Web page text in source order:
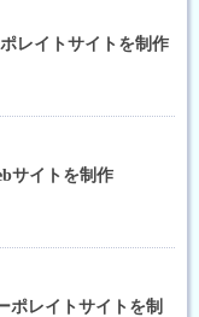
レイトサイトを制作
サイトを制作
ポレイトサイトを制